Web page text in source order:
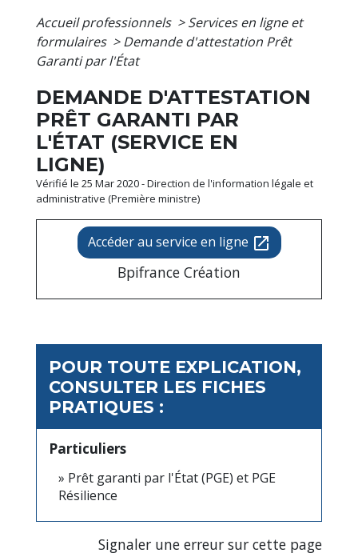
Accueil professionnels > Services en ligne et
formulaires > Demande d'attestation Prêt
Garanti par l'État
DEMANDE D'ATTESTATION
PRÊT GARANTI PAR
L'ÉTAT (SERVICE EN
LIGNE)
Vérifié le 25 Mar 2020 - Direction de l'information légale et
administrative (Première ministre)
Accéder au service en ligne open_in_new
Bpifrance Création
POUR TOUTE EXPLICATION,
CONSULTER LES FICHES
PRATIQUES :
Particuliers
Prêt garanti par l'État (PGE) et PGE
Résilience
Signaler une erreur sur cette page